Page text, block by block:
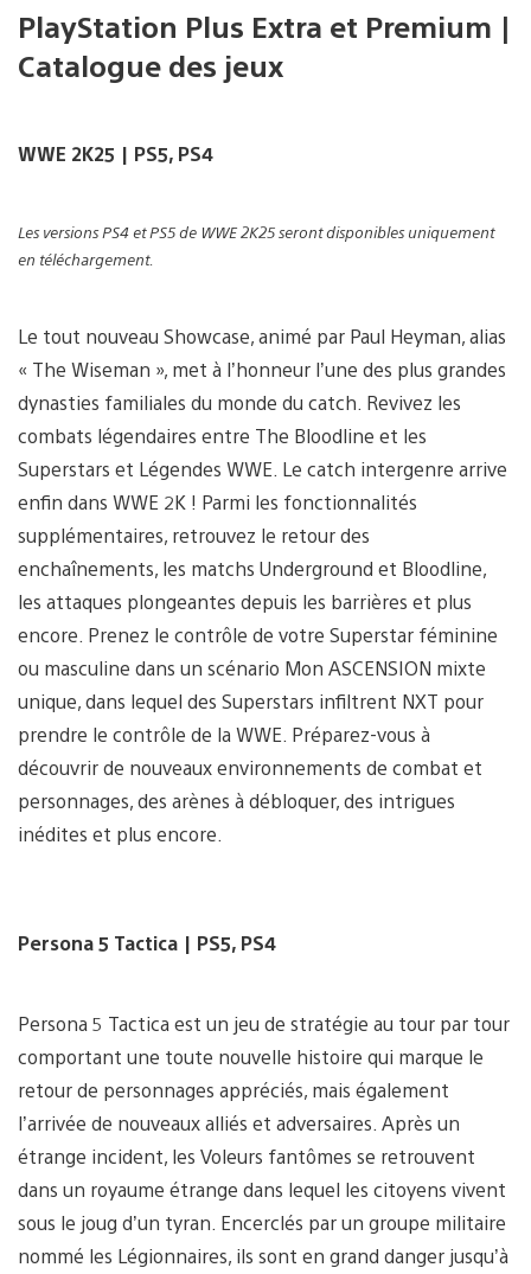
PlayStation Plus Extra et Premium |
Catalogue des jeux
WWE 2K25 | PS5, PS4
Les versions PS4 et PS5 de WWE 2K25 seront disponibles uniquement
en téléchargement.
Le tout nouveau Showcase, animé par Paul Heyman, alias
« The Wiseman », met à l’honneur l’une des plus grandes
dynasties familiales du monde du catch. Revivez les
combats légendaires entre The Bloodline et les
Superstars et Légendes WWE. Le catch intergenre arrive
enfin dans WWE 2K ! Parmi les fonctionnalités
supplémentaires, retrouvez le retour des
enchaînements, les matchs Underground et Bloodline,
les attaques plongeantes depuis les barrières et plus
encore. Prenez le contrôle de votre Superstar féminine
ou masculine dans un scénario Mon ASCENSION mixte
unique, dans lequel des Superstars infiltrent NXT pour
prendre le contrôle de la WWE. Préparez-vous à
découvrir de nouveaux environnements de combat et
personnages, des arènes à débloquer, des intrigues
inédites et plus encore.
Persona 5 Tactica | PS5, PS4
Persona 5 Tactica est un jeu de stratégie au tour par tour
comportant une toute nouvelle histoire qui marque le
retour de personnages appréciés, mais également
l’arrivée de nouveaux alliés et adversaires. Après un
étrange incident, les Voleurs fantômes se retrouvent
dans un royaume étrange dans lequel les citoyens vivent
sous le joug d’un tyran. Encerclés par un groupe militaire
nommé les Légionnaires, ils sont en grand danger jusqu’à